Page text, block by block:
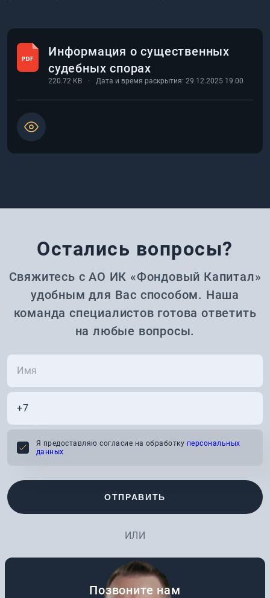
Информация о существенных
судебных спорах
220.72 KB Дата и время раскрытия: 29.12.2025 19.00
Остались вопросы?
Свяжитесь с АО ИК «Фондовый Капитал»
удобным для Вас способом. Наша
команда специалистов готова ответить
на любые вопросы.
Я предоставляю согласие на обработку персональных
данных
ОТПРАВИТЬ
ИЛИ
Позвоните нам